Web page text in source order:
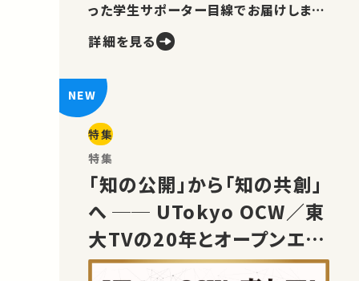
った学生サポーター目線でお届けしま
詳細を見る
特集
特集
「知の公開」から「知の共創」
へ ── UTokyo OCW／東
大TVの20年とオープンエデ
ュケーションの未来